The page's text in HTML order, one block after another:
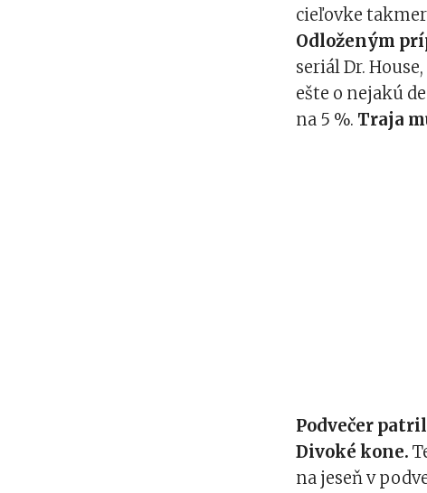
cieľovke takmer
Odloženým
seriál Dr.
ešte o nejakú
na 5 %. Traja
Podvečer
Divoké kone.
na jeseň v